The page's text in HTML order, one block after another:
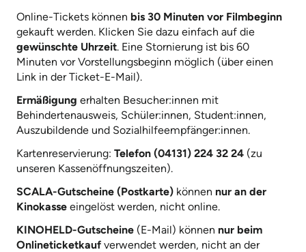
Online-Tickets können bis 30 Minuten vor Filmbeginn
gekauft werden. Klicken Sie dazu einfach auf die
gewünschte Uhrzeit. Eine Stornierung ist bis 60
Minuten vor Vorstellungsbeginn möglich (über einen
Link in der Ticket-E-Mail).
Ermäßigung erhalten Besucher:innen mit
Behindertenausweis, Schüler:innen, Student:innen,
Auszubildende und Sozialhilfeempfänger:innen.
Kartenreservierung: Telefon (04131) 224 32 24 (zu
unseren Kassenöffnungszeiten).
SCALA-Gutscheine (Postkarte) können nur an der
Kinokasse eingelöst werden, nicht online.
KINOHELD-Gutscheine (E-Mail) können nur beim
Onlineticketkauf verwendet werden, nicht an der